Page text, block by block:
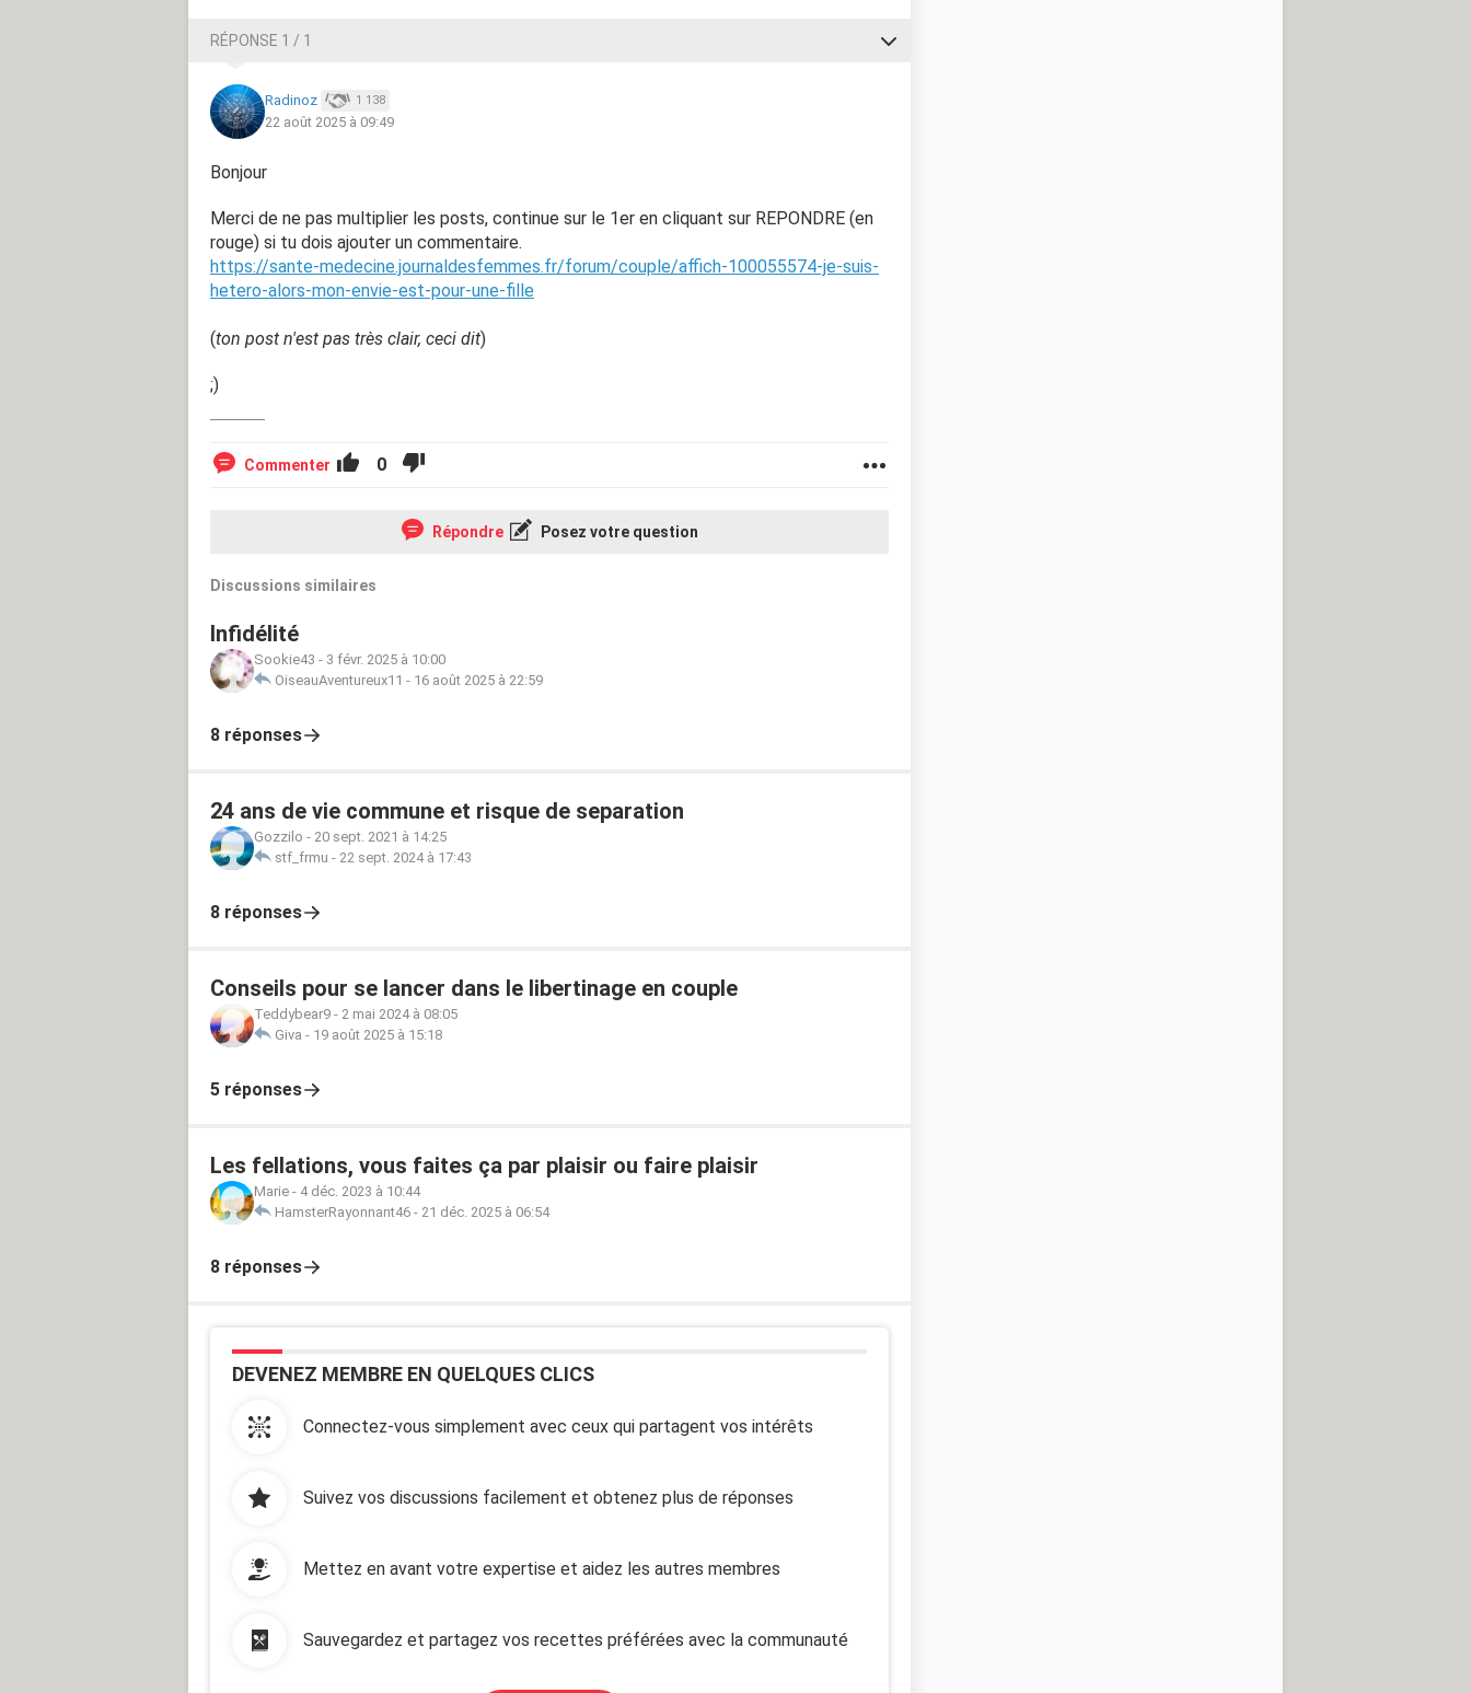
RÉPONSE 1 / 1
Radinoz 1 138
22 août 2025 à 09:49
Bonjour
Merci de ne pas multiplier les posts, continue sur le 1er en cliquant sur REPONDRE (en
rouge) si tu dois ajouter un commentaire.
https://sante-medecine.journaldesfemmes.fr/forum/couple/affich-100055574-je-suis-
hetero-alors-mon-envie-est-pour-une-fille
(ton post n'est pas très clair, ceci dit)
;)
Commenter 0
Répondre Posez votre question
Discussions similaires
Infidélité
Sookie43 - 3 févr. 2025 à 10:00
OiseauAventureux11 - 16 août 2025 à 22:59
8 réponses
24 ans de vie commune et risque de separation
Gozzilo - 20 sept. 2021 à 14:25
stf_frmu - 22 sept. 2024 à 17:43
8 réponses
Conseils pour se lancer dans le libertinage en couple
Teddybear9 - 2 mai 2024 à 08:05
Giva - 19 août 2025 à 15:18
5 réponses
Les fellations, vous faites ça par plaisir ou faire plaisir
Marie - 4 déc. 2023 à 10:44
HamsterRayonnant46 - 21 déc. 2025 à 06:54
8 réponses
DEVENEZ MEMBRE EN QUELQUES CLICS
Connectez-vous simplement avec ceux qui partagent vos intérêts
Suivez vos discussions facilement et obtenez plus de réponses
Mettez en avant votre expertise et aidez les autres membres
Sauvegardez et partagez vos recettes préférées avec la communauté